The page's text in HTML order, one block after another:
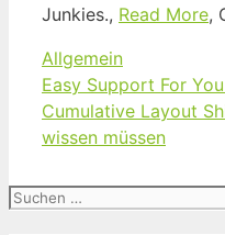
Junkies., Read More,
Kategorien
Allgemein
Easy Support For
Cumulative Layout
wissen müssen
Suchen